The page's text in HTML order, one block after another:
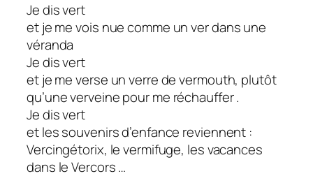
Je dis vert
et je me vois nue comme un ver dans une
véranda
Je dis vert
et je me verse un verre de vermouth, plutôt
qu’une verveine pour me réchauffer .
Je dis vert
et les souvenirs d’enfance reviennent :
Vercingétorix, le vermifuge, les vacances
dans le Vercors …